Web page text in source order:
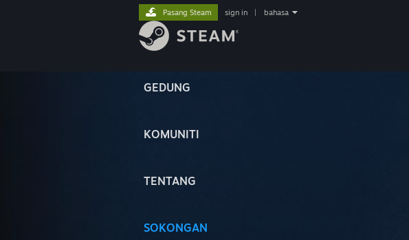
GEDUNG
KOMUNITI
TENTANG
SOKONGAN
Pasang Steam sign in bahasa